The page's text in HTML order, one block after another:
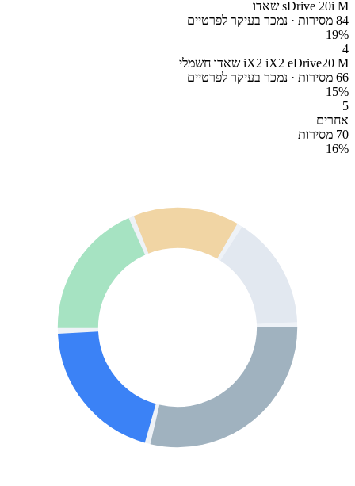
sDrive 20i M שאדו
84 מסירות · נמכר בעיקר לפרטיים
19%
4
iX2 iX2 eDrive20 M שאדו חשמלי
66 מסירות · נמכר בעיקר לפרטיים
15%
5
אחרים
70 מסירות
16%